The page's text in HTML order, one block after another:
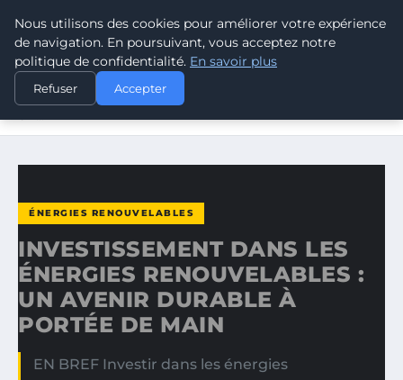
CLIMATE GUARDIAN
ACCUEIL
ÉNERGIES RENOUVELABLES
INVESTISSEMENT DANS LES ÉNERGIES RENOUVELABLES :
ÉNERGIES RENOUVELABLES
INVESTISSEMENT DANS LES
ÉNERGIES RENOUVELABLES :
UN AVENIR DURABLE À
PORTÉE DE MAIN
EN BREF Investir dans les énergies
Nous utilisons des cookies pour améliorer votre expérience
de navigation. En poursuivant, vous acceptez notre
politique de confidentialité. En savoir plus
Refuser Accepter